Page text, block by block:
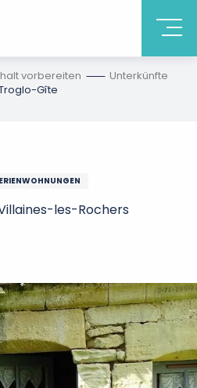
vorbereiten
Unterkünfte
Gîte
les-Rochers